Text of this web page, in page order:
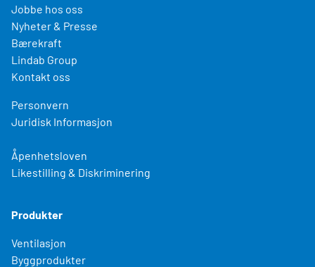
Jobbe hos oss
Nyheter & Presse
Bærekraft
Lindab Group
Kontakt oss
Personvern
Juridisk Informasjon
Åpenhetsloven
Likestilling & Diskriminering
Produkter
Ventilasjon
Byggprodukter